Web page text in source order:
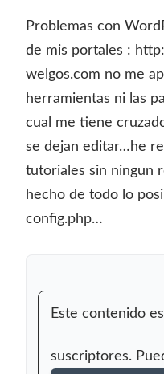
Problemas con
de mis portales :
welgos.com no me
herramientas ni las
cual me tiene
se dejan editar…he
tutoriales sin ningun
hecho de todo lo
config.php…
Este contenido
suscriptores.